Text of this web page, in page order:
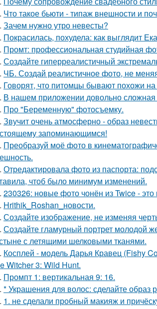
Что такое бьюти - типаж внешности и
Зачем нужно утро невесты?
Покрасилась, похудела: как выглядит
Промт: профессиональная студийная
Создайте гиперреалистичный
ЧБ. Создай реалистичное фото, не
Говорят, что питомцы бывают похожи на
В нашем приложении довольно сложная
Про "Беременную" фотосъемку.
Звучит очень атмосферно - образ
запоминающимся!
Преобразуй моё фото в
Отредактировала фото из паспорта:
чтоб было минимум изменений.
230326: новые фото чонён из Twice - это
Hrithik_Roshan_новости.
Создайте изображение, не изменяя
Создайте гламурный портрет молодой
с летящими шелковыми тканями.
Косплей - модель Дарья Кравец (Fishy
Witcher 3: Wild Hunt.
Промпт 1: вертикальная 9: 16.
* Украшения для волос: сделайте образ
1. не сделали пробный макияж и